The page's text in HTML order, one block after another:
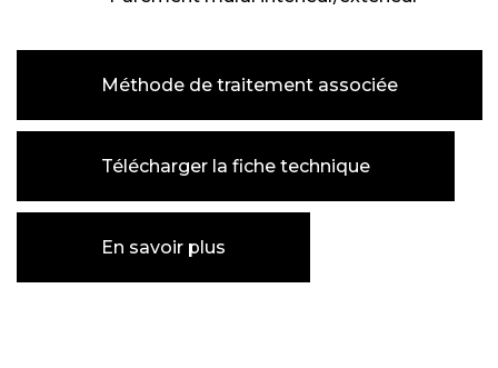
Méthode de traitement associée
Télécharger la fiche technique
En savoir plus